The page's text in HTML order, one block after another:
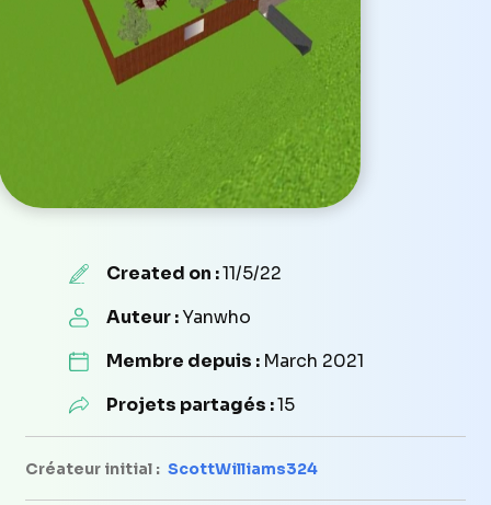
Created on :11/5/22
Auteur :Yanwho
Membre depuis : March 2021
Projets partagés :15
Créateur initial : ScottWilliams324